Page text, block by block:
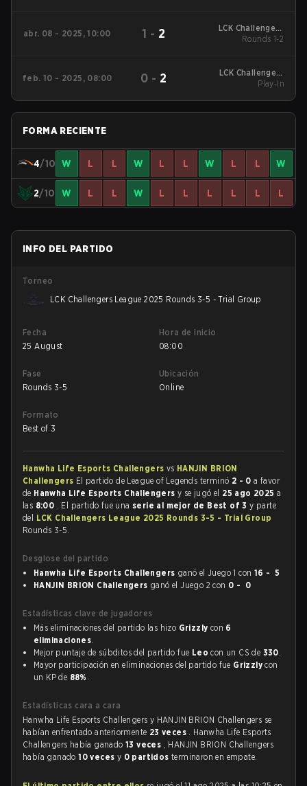
abr. 08 - 2025, 10:00 1 - 2
LCK Challengers
League 2025 Rounds
Rounds 1-2
feb. 10 - 2025, 08:00 0 - 2
LCK Challengers
League Kickoff 2025
Play-In
FORMA RECIENTE
4/10 W L L W L L W L L W
2/10 W L L W L L L L L L
INFO DEL PARTIDO
Torneo
LCK Challengers League 2025 Rounds 3-5 - Trial Group
Fecha
25 August
Hora de inicio
08:00
Fase
Rounds 3-5
Ubicación
Online
Formato
Best of 3
Hanwha Life Esports Challengers vs HANJIN BRION
Challengers El partido de League of Legends terminó 2 - 0 a favor
de Hanwha Life Esports Challengersy se jugó el 25 ago 2025a
las 8:00 . El partido fue una serie al mejor de Best of 3y parte
del LCK Challengers League 2025 Rounds 3-5 - Trial Group
Rounds 3-5.
Desglose del partido
Hanwha Life Esports Challengers ganó el Juego 1 con 16 - 5
HANJIN BRION Challengers ganó el Juego 2 con 0 - 0
Estadísticas clave de jugadores
Más eliminaciones del partido las hizo Grizzly con 6
eliminaciones.
Mejor puntaje de súbditos del partido fue Leo con un CS de 330.
Mayor participación en eliminaciones del partido fue Grizzly con
un KP de 88% .
Estadísticas cara a cara
Hanwha Life Esports Challengers y HANJIN BRION Challengers se
habían enfrentado anteriormente 23 veces . Hanwha Life Esports
Challengers había ganado 13 veces , HANJIN BRION Challengers
había ganado10 veces y 0 partidosterminaron en empate.